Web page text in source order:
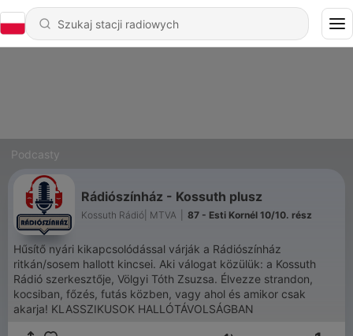
Podcasty
Rádiószínház - Kossuth plusz
Kossuth Rádió| MTVA 87 - Esti Kornél 10/10. rész
Hűsítő nyári kikapcsolódással várják a Rádiószínház
ritkán/sosem hallott kincsei. Aki válogat közülük: a Kossuth
Rádió szerkesztője, Völgyi Tóth Zsuzsa. Élvezze strandon,
kocsiban, főzés, futás közben, vagy ahol és amikor csak
akarja! KLASSZIKUSOK HALLÓTÁVOLSÁGBAN